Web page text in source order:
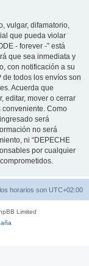
vulgar, difamatorio,
que pueda violar
- forever -” está
que sea inmediata y
con notificación a su
de todos los envíos son
Acuerda que
editar, mover o cerrar
Como
será
no será
ni “DEPECHE
por cualquier
horarios son UTC+02:00
Limited